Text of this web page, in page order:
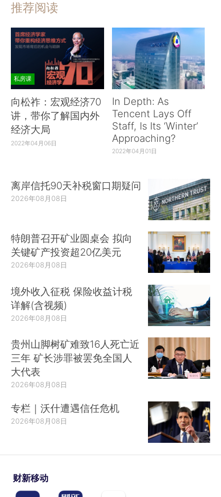
推荐阅读
私房课
向松祚：宏观经济70
讲，带你了解国内外
经济大局
2022年04月06日
In Depth: As
Tencent Lays Off
Staff, Is Its ‘Winter’
Approaching?
2022年04月01日
离岸信托90天补税窗口期疑问
2026年08月08日
特朗普召开矿业圆桌会 拟向
关键矿产投资超20亿美元
2026年08月08日
境外收入征税 保险收益计税
详解(含视频)
2026年08月08日
贵州山脚树矿难致16人死亡近
三年 矿长涉罪被罢免全国人
大代表
2026年08月08日
专栏｜沃什遭遇信任危机
2026年08月08日
财新移动